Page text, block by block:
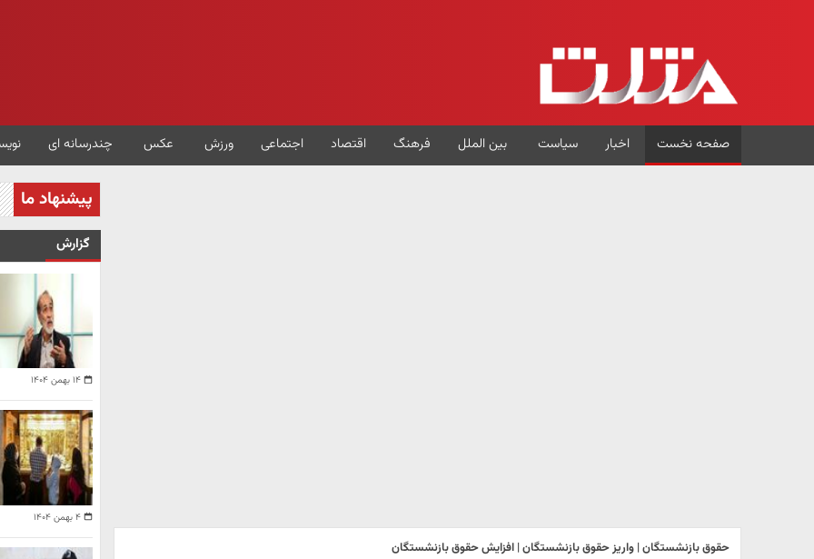
صفحه نخست اخبار سیاست بین الملل فرهنگ اقتصاد اجتماعی ورزش عکس چندرسانه ای
حقوق بازنشستگان | واریز حقوق بازنشستگان | افزایش حقوق بازنشستگان
پیشنهاد ما
گزارش
۱۴ بهمن ۱۴۰۴
۴ بهمن ۱۴۰۴